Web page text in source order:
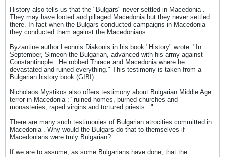
History also tells us that the "Bulgars" never settled in Macedonia .
They may have looted and pillaged Macedonia but they never settled
there. In fact when the Bulgars conducted campaigns in Macedonia
they conducted them against the Macedonians.
Byzantine author Leonnis Diakonis in his book "History" wrote: "In
September, Simeon the Bulgarian, advanced with his army against
Constantinople . He robbed Thrace and Macedonia where he
devastated and ruined everything." This testimony is taken from a
Bulgarian history book (GIBI).
Nicholaos Mystikos also offers testimony about Bulgarian Middle Age
terror in Macedonia : "ruined homes, burned churches and
monasteries, raped virgins and tortured priests..."
There are many such testimonies of Bulgarian atrocities committed in
Macedonia . Why would the Bulgars do that to themselves if
Macedonians were truly Bulgarian?
If we are to assume, as some Bulgarians have done, that the